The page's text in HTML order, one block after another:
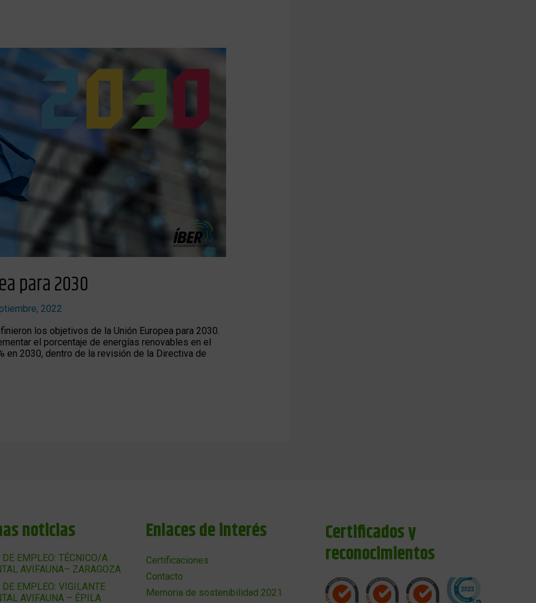
para 2030
2022
los objetivos de la Unión Europea para 2030.
el porcentaje de energías renovables en el
en 2030, dentro de la revisión de la Directiva de
noticias
DE EMPLEO: TÉCNICO/A
AVIFAUNA– ZARAGOZA
DE EMPLEO: VIGILANTE
AVIFAUNA – ÉPILA
Enlaces de interés
Certificaciones
Contacto
Memoria de sostenibilidad 2021
Certificados y
reconocimientos